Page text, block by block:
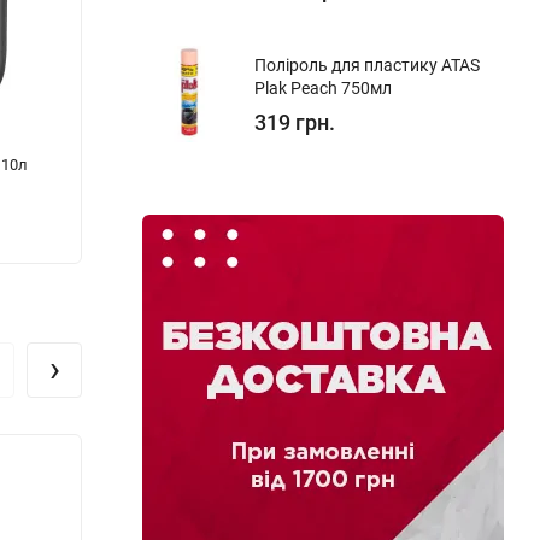
1 975 грн.
›
Поліроль для пластику ATAS
Plak Peach 750мл
319 грн.